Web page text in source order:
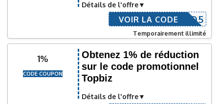
Détails de l'offre
PFIGARO5
VOIR LA CODE
Temporairement illimité
1%
CODE COUPON
Obtenez 1% de réduction
sur le code promotionnel
Topbiz
Détails de l'offre